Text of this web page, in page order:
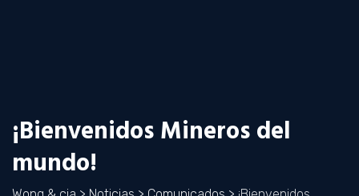
¡Bienvenidos Mineros del
mundo!